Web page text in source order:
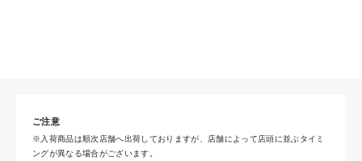
ご注意
※入荷商品は順次店舗へ出荷しておりますが、店舗によって店頭に並ぶタイミ
ングが異なる場合がございます。